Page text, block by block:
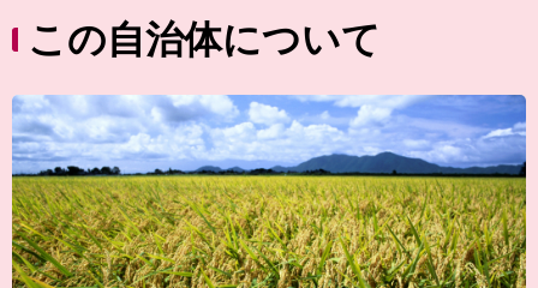
この自治体について